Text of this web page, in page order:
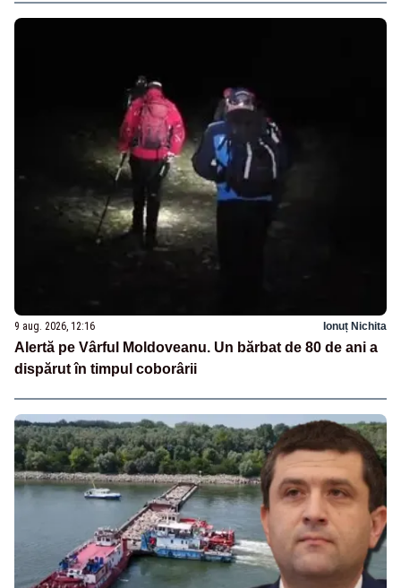
9 aug. 2026, 12:16 Ionuț Nichita
Alertă pe Vârful Moldoveanu. Un bărbat de 80 de ani a
dispărut în timpul coborârii